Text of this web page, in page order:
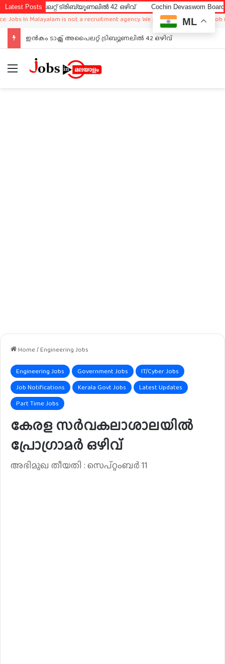
Latest Postsട്രിബ്യൂണലിൽ 42 ഒഴിവ് Cochin Devaswom Board LD
In Malayalam is not a recruitment agency. We just sharing available job in
ഇൻകം ടാക്സ് അപൈലറ്റ് ട്രിബ്യൂണലിൽ 42 ഒഴിവ്
Menu
Home/Engineering Jobs
Engineering Jobs Government Jobs
IT/Cyber Jobs
Job Notifications
Kerala Govt Jobs
Latest Updates
Part Time Jobs
കേരള സർവകലാശാലയിൽ
പ്രോഗ്രാമർ ഒഴിവ്
അഭിമുഖ തീയതി : സെപ്റ്റംബർ 11
ML